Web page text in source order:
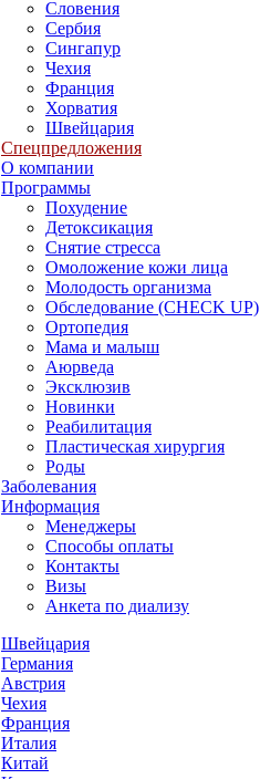
Словения
Сербия
Сингапур
Чехия
Франция
Хорватия
Швейцария
Спецпредложения
О компании
Программы
Похудение
Детоксикация
Снятие стресса
Омоложение кожи лица
Молодость организма
Обследование (CHECK UP)
Ортопедия
Мама и малыш
Аюрведа
Эксклюзив
Новинки
Реабилитация
Пластическая хирургия
Роды
Заболевания
Информация
Менеджеры
Способы оплаты
Контакты
Визы
Анкета по диализу
Швейцария
Германия
Австрия
Чехия
Франция
Италия
Китай